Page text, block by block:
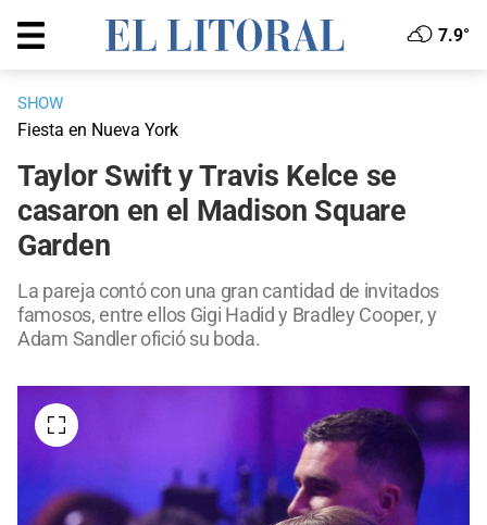
7.9°
SHOW
Fiesta en Nueva York
Taylor Swift y Travis Kelce se
casaron en el Madison Square
Garden
La pareja contó con una gran cantidad de invitados
famosos, entre ellos Gigi Hadid y Bradley Cooper, y
Adam Sandler ofició su boda.